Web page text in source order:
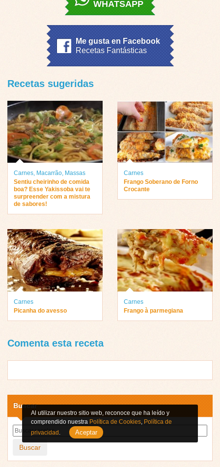
WHATSAPP
Me gusta en Facebook
Recetas Fantásticas
Recetas sugeridas
Carnes, Macarrão, Massas
Sentiu cheirinho de comida
boa? Esse Yakissoba vai te
surpreender com a mistura
de sabores!
Carnes
Frango Soberano de Forno
Crocante
Carnes
Picanha do avesso
Carnes
Frango à parmegiana
Comenta esta receta
Buscar
Buscar
Al utilizar nuestro sitio web, reconoce que ha leído y
comprendido nuestra Política de Cookies, Política de
privacidad . Aceptar